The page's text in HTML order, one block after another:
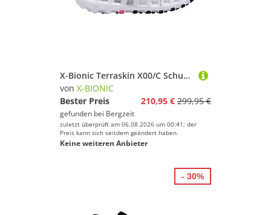
X-Bionic Terraskin X00/C Schuhe
von X-BIONIC
Bester Preis
210,95 € 299,95 €
gefunden bei Bergzeit
zuletzt überprüft am 06.08.2026 um 00:41; der
Preis kann sich seitdem geändert haben.
Keine weiteren Anbieter
- 30%